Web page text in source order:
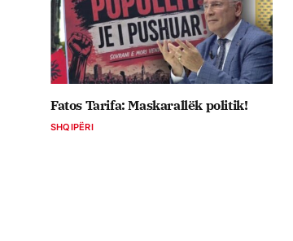
Fatos Tarifa: Maskarallëk politik!
SHQIPËRI